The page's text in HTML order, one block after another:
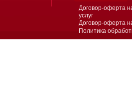
Договор-оферта
услуг
Договор-оферта
Политика